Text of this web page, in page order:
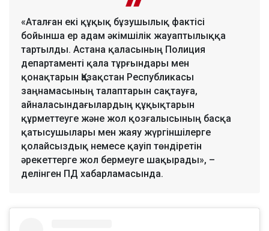
«Аталған екі құқық бұзушылық фактісі
бойынша ер адам әкімшілік жауаптылыққа
тартылды. Астана қаласының Полиция
департаменті қала тұрғындары мен
қонақтарын Қазақстан Республикасы
заңнамасының талаптарын сақтауға,
айналасындағылардың құқықтарын
құрметтеуге және жол қозғалысының басқа
қатысушылары мен жаяу жүргіншілерге
қолайсыздық немесе қауіп төндіретін
әрекеттерге жол бермеуге шақырады», –
делінген ПД хабарламасында.